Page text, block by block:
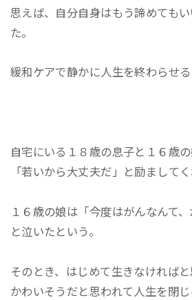
思えば、自分自身はもう諦めても
た。
緩和ケアで静かに人生を終わらせる
自宅にいる１８歳の息子と１６歳
「若いから大丈夫だ」と励ましてく
１６歳の娘は「今度はがんなんて、
と泣いたという。
そのとき、はじめて生きなければ
かわいそうだと思われて人生を閉じ